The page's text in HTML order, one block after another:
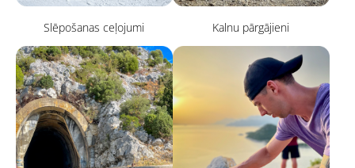
Slēpošanas ceļojumi Kalnu pārgājieni